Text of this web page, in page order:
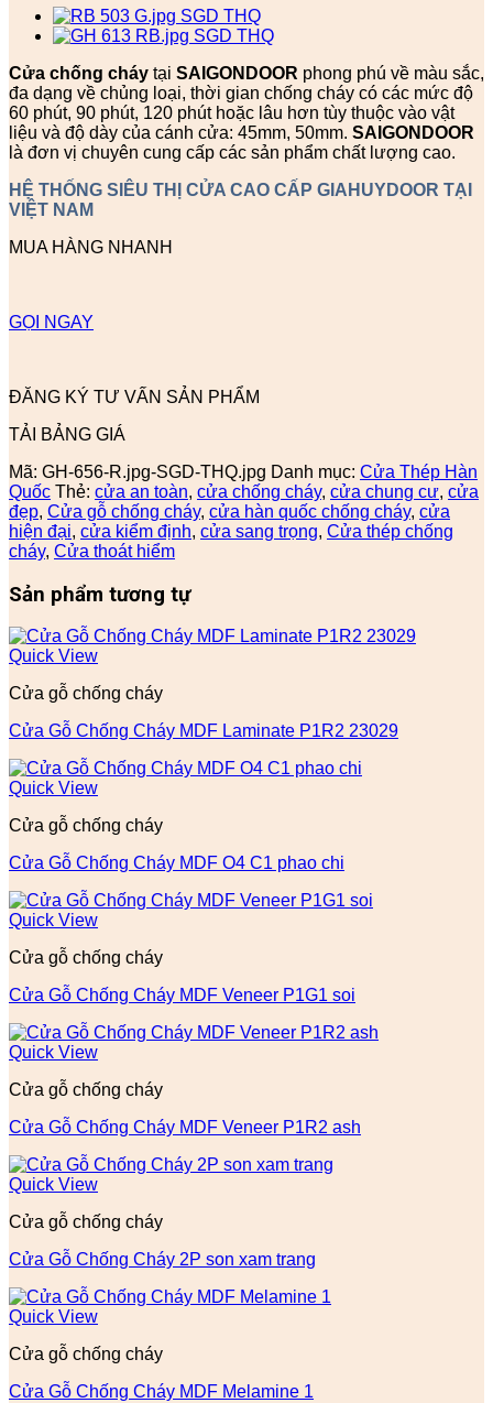
Cửa chống cháy tại SAIGONDOOR phong phú về màu sắc,
đa dạng về chủng loại, thời gian chống cháy có các mức độ
60 phút, 90 phút, 120 phút hoặc lâu hơn tùy thuộc vào vật
liệu và độ dày của cánh cửa: 45mm, 50mm. SAIGONDOOR
là đơn vị chuyên cung cấp các sản phẩm chất lượng cao.
HỆ THỐNG SIÊU THỊ CỬA CAO CẤP GIAHUYDOOR TẠI
VIỆT NAM
MUA HÀNG NHANH
GỌI NGAY
ĐĂNG KÝ TƯ VẤN SẢN PHẨM
TẢI BẢNG GIÁ
Mã: GH-656-R.jpg-SGD-THQ.jpg Danh mục: Cửa Thép Hàn
Quốc Thẻ: cửa an toàn, cửa chống cháy, cửa chung cư, cửa
đẹp, Cửa gỗ chống cháy, cửa hàn quốc chống cháy, cửa
hiện đại, cửa kiểm định, cửa sang trọng, Cửa thép chống
cháy, Cửa thoát hiểm
Sản phẩm tương tự
Quick View
Cửa gỗ chống cháy
Cửa Gỗ Chống Cháy MDF Laminate P1R2 23029
Quick View
Cửa gỗ chống cháy
Cửa Gỗ Chống Cháy MDF O4 C1 phao chi
Quick View
Cửa gỗ chống cháy
Cửa Gỗ Chống Cháy MDF Veneer P1G1 soi
Quick View
Cửa gỗ chống cháy
Cửa Gỗ Chống Cháy MDF Veneer P1R2 ash
Quick View
Cửa gỗ chống cháy
Cửa Gỗ Chống Cháy 2P son xam trang
Quick View
Cửa gỗ chống cháy
Cửa Gỗ Chống Cháy MDF Melamine 1